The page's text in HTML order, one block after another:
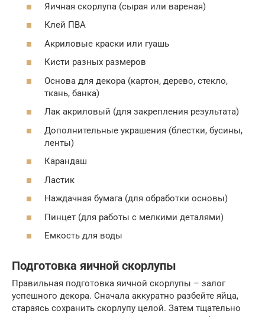
Яичная скорлупа (сырая или вареная)
Клей ПВА
Акриловые краски или гуашь
Кисти разных размеров
Основа для декора (картон, дерево, стекло,
ткань, банка)
Лак акриловый (для закрепления результата)
Дополнительные украшения (блестки, бусины,
ленты)
Карандаш
Ластик
Наждачная бумага (для обработки основы)
Пинцет (для работы с мелкими деталями)
Емкость для воды
Подготовка яичной скорлупы
Правильная подготовка яичной скорлупы – залог
успешного декора. Сначала аккуратно разбейте яйца,
стараясь сохранить скорлупу целой. Затем тщательно